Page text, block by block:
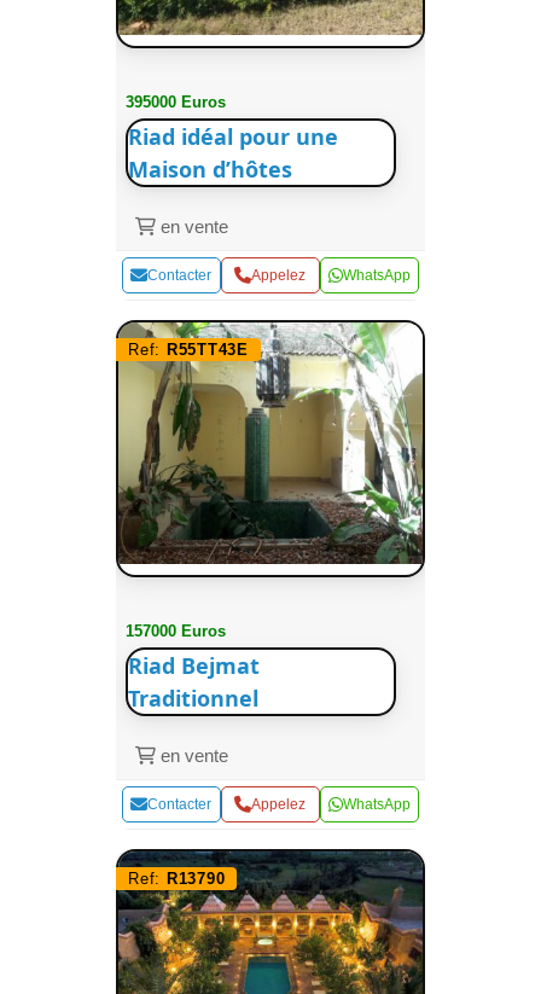
395000 Euros
Riad idéal pour une
Maison d’hôtes
en vente
Contacter Appelez WhatsApp
Ref: R55TT43E
157000 Euros
Riad Bejmat
Traditionnel
en vente
Contacter Appelez WhatsApp
Ref: R13790